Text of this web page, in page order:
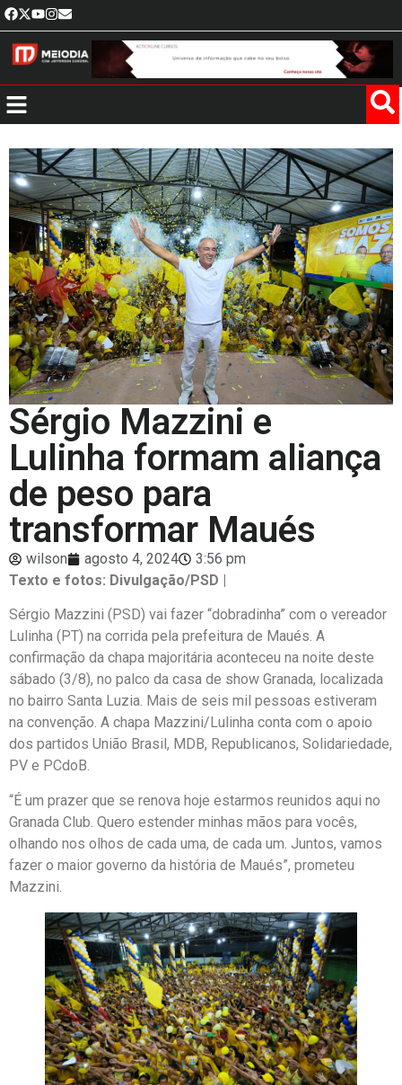
Sérgio Mazzini e
Lulinha formam aliança
de peso para
transformar Maués
wilson agosto 4, 2024
3:56 pm
Texto e fotos: Divulgação/PSD |
Sérgio Mazzini (PSD) vai fazer “dobradinha” com o vereador
Lulinha (PT) na corrida pela prefeitura de Maués. A
confirmação da chapa majoritária aconteceu na noite deste
sábado (3/8), no palco da casa de show Granada, localizada
no bairro Santa Luzia. Mais de seis mil pessoas estiveram
na convenção. A chapa Mazzini/Lulinha conta com o apoio
dos partidos União Brasil, MDB, Republicanos, Solidariedade,
PV e PCdoB.
“É um prazer que se renova hoje estarmos reunidos aqui no
Granada Club. Quero estender minhas mãos para vocês,
olhando nos olhos de cada uma, de cada um. Juntos, vamos
fazer o maior governo da história de Maués”, prometeu
Mazzini.